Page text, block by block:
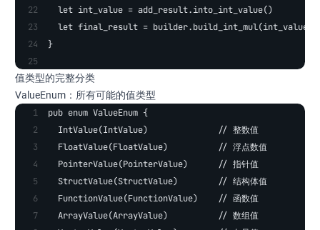
  let int_value = add_result.into_int_value()
let final_result = builder.build_int_mul(int_value,
}
值类型的完整分类
ValueEnum：所有可能的值类型
pub enum ValueEnum {
  IntValue(IntValue)              // 整数值
  FloatValue(FloatValue)          // 浮点数值
  PointerValue(PointerValue)      // 指针值
  StructValue(StructValue)        // 结构体值
  FunctionValue(FunctionValue)    // 函数值
  ArrayValue(ArrayValue)          // 数组值